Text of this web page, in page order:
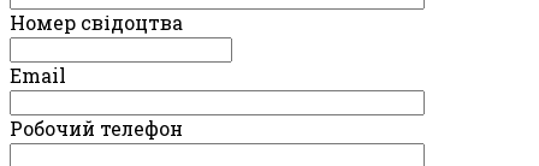
Номер свідоцтва
Email
Робочий телефон